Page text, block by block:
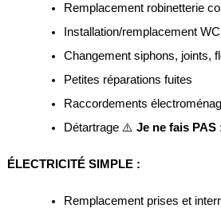
Remplacement robinetterie
Installation/remplacement
Changement siphons, joints,
Petites réparations fuites
Raccordements
Détartrage ⚠️ Je ne fais PAS
ÉLECTRICITÉ SIMPLE :
Remplacement prises et